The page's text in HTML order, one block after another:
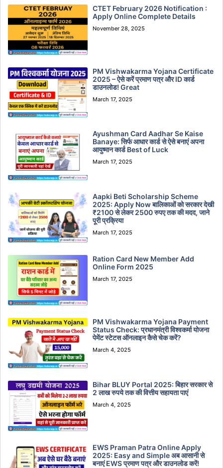
CTET February 2026 Notification :
Apply Online Complete Details
November 28, 2025
PM Vishwakarma Yojana Certificate
2025 – ऐसे करें प्रमाण पत्र और ID कार्ड
डाउनलोड! Great
March 17, 2025
Ayushman Card Aadhar Se Kaise
Banaye: सिर्फ आधार कार्ड से ऐसे बनाएं अपना
आयुष्मान कार्ड Best of Luck
March 17, 2025
Aapki Beti Scholarship Scheme
2025: Apply Now बालिकाओं को सरकार देखी
₹2100 से लेकर 2500 रुपए तक की मदद, जाने
पूरी प्रक्रिया
March 17, 2025
Ration Card New Member Add
Online Form 2025
March 17, 2025
PM Vishwakarma Yojana Payment
Status Check: प्रधानमंत्री विश्वकर्मा योजना
पेमेंट स्टेटस ऑनलाइन कैसे चेक करें?
March 4, 2025
Bihar BLUY Portal 2025: बिहार सरकार से
2 लाख रुपये तक की वित्तीय सहायता पाएं
March 4, 2025
EWS Praman Patra Online Apply
2025: Easy and Simple अब आसानी से
बनाएं EWS प्रमाण पत्र और डाउनलोड करें!